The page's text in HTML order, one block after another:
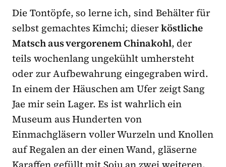
Die Tontöpfe, so lerne ich, sind Behälter für
selbst gemachtes Kimchi; dieserköstliche
Matsch aus vergorenem Chinakohl, der
teils wochenlang ungekühlt umhersteht
oder zur Aufbewahrung eingegraben wird.
In einem der Häuschen am Ufer zeigt Sang
Jae mir sein Lager. Es ist wahrlich ein
Museum aus Hunderten von
Einmachgläsern voller Wurzeln und Knollen
auf Regalen an der einen Wand, gläserne